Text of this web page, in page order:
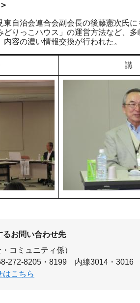
自治会連合会副会長の後藤憲次氏
どりっこハウス」の運営方法など、
容の濃い情報交換が行われた。
講
るお問い合わせ先
・コミュニティ係）
272-8205・8199 内線3014・3016
はこちら